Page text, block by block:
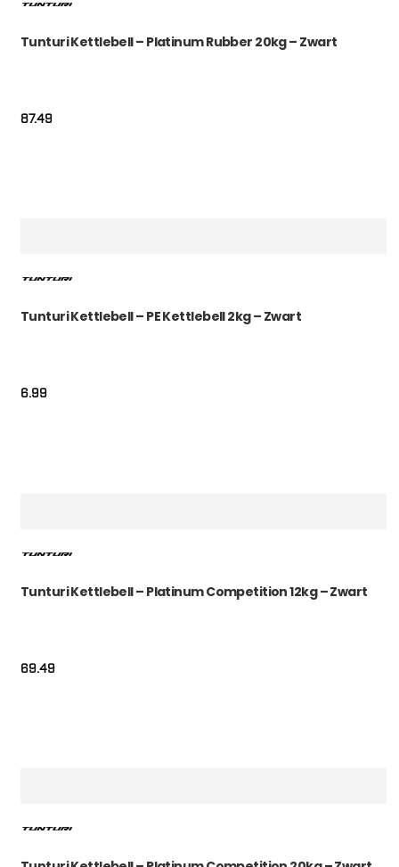
Tunturi Kettlebell – Platinum Rubber 20kg – Zwart
87.49
Tunturi Kettlebell – PE Kettlebell 2kg – Zwart
6.99
Tunturi Kettlebell – Platinum Competition 12kg – Zwart
69.49